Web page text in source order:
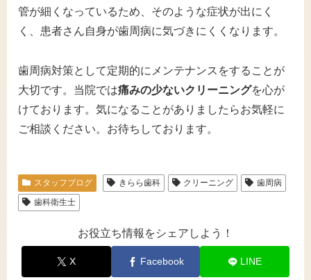
管が細くなっているため、そのような症状が出にく
く、患者さん自身が歯周病に気づきにくくなります。
歯周病対策として定期的にメンテナンスをすることが
大切です。当院では痛みの少ないクリーニングを心が
けております。気になることがありましたらお気軽に
ご相談ください。お待ちしております。
スタッフブログ きらら歯科 クリーニング
歯周病
歯科衛生士
お役立ち情報をシェアしよう！
X Facebook LINE